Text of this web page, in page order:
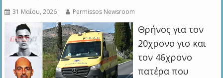
31 Μαΐου, 2026 Permissos Newsroom
Θρήνος για τον
20χρονο γιο και
τον 46χρονο
πατέρα που